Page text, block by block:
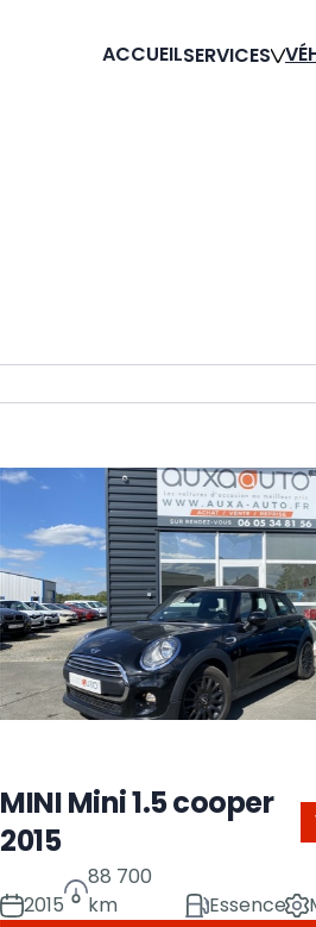
ACCUEILSERVICES
MINI Mini 1.5 cooper
2015
2015
88 700
km
Essence